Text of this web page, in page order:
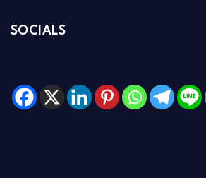
SOCIALS